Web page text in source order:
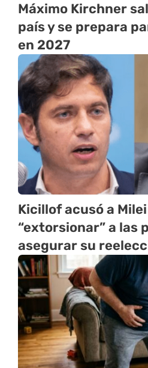
Máximo Kirchner
país y se prepara
en 2027
Kicillof acusó a
“extorsionar” a las
asegurar su